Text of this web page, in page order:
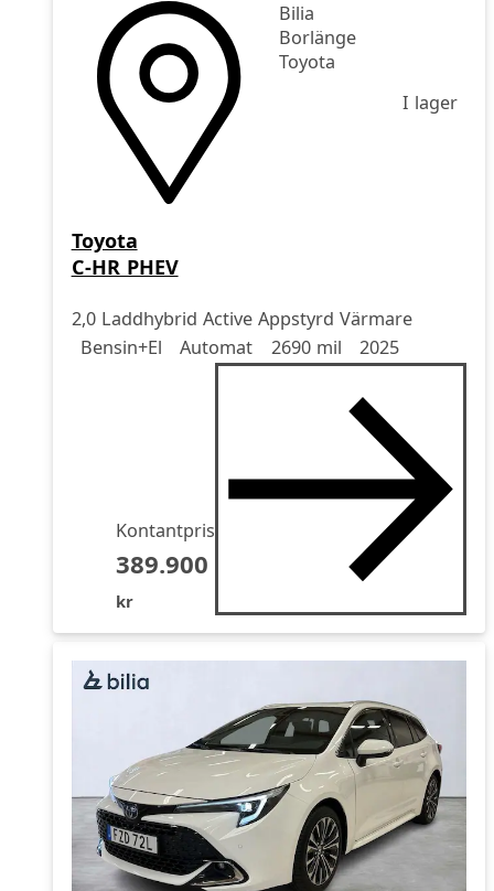
Bilia
Borlänge
Toyota
I lager
Toyota
C-HR PHEV
2,0 Laddhybrid Active Appstyrd Värmare
Drivmedel
Bensin+El
Drivmedel Automat
Miltal 2690 mil
årsmodell 2025
Kontantpris
389.900
kr